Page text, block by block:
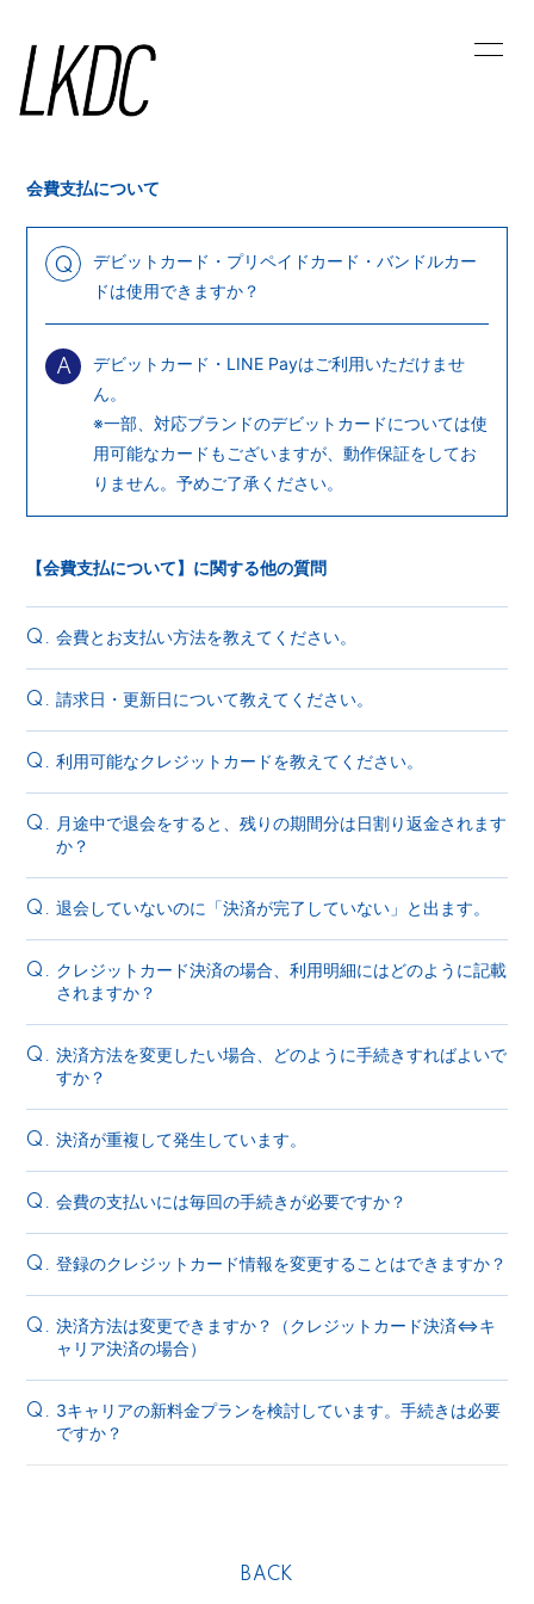
HOME
PHOTO ラッキリ踊り書き
LK STREAM
会員登録 ログイン
会費支払について
Q
デビットカード・プリペイドカード・バンドルカー
ドは使用できますか？
A
デビットカード・LINE Payはご利用いただけませ
ん。
※一部、対応ブランドのデビットカードについては使
用可能なカードもございますが、動作保証をしてお
りません。予めご了承ください。
【会費支払について】に関する他の質問
Q. 会費とお支払い方法を教えてください。
Q. 請求日・更新日について教えてください。
Q. 利用可能なクレジットカードを教えてください。
Q. 月途中で退会をすると、残りの期間分は日割り返金されます
か？
Q. 退会していないのに「決済が完了していない」と出ます。
Q. クレジットカード決済の場合、利用明細にはどのように記載
されますか？
Q. 決済方法を変更したい場合、どのように手続きすればよいで
すか？
Q. 決済が重複して発生しています。
Q. 会費の支払いには毎回の手続きが必要ですか？
Q. 登録のクレジットカード情報を変更することはできますか？
Q. 決済方法は変更できますか？（クレジットカード決済⇔キ
ャリア決済の場合）
Q. 3キャリアの新料金プランを検討しています。手続きは必要
ですか？
BACK